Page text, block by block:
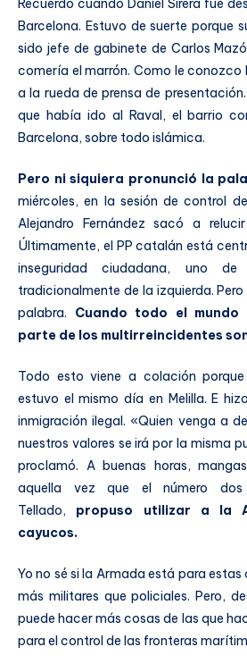
Recuerdo cuando Daniel Sirera fue
Barcelona. Estuvo de suerte porque
sido jefe de gabinete de Carlos
comería el marrón. Como le conozco
a la rueda de prensa de
que había ido al Raval, el barrio
Barcelona, sobre todo islámica.
Pero ni siquiera pronunció la
miércoles, en la sesión de control
Alejandro Fernández sacó a
Últimamente, el PP catalán está
inseguridad ciudadana, uno
tradicionalmente de la izquierda.
palabra. Cuando todo el
parte de los multirreincidentes
Todo esto viene a colación porque
estuvo el mismo día en Melilla. E
inmigración ilegal. «Quien venga a
nuestros valores se irá por la misma
proclamó. A buenas horas,
aquella vez que el número
Tellado, propuso utilizar a la
cayucos.
Yo no sé si la Armada está para
más militares que policiales. Pero,
puede hacer más cosas de las que
para el control de las fronteras